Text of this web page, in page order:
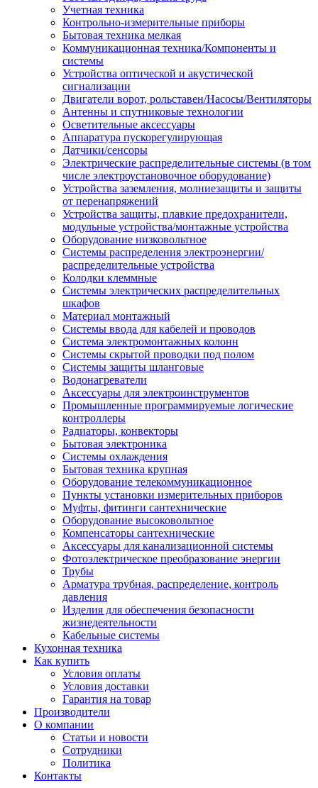
Учетная техника
Контрольно-измерительные приборы
Бытовая техника мелкая
Коммуникационная техника/Компоненты и
системы
Устройства оптической и акустической
сигнализации
Двигатели ворот, рольставен/Насосы/Вентиляторы
Антенны и спутниковые технологии
Осветительные аксессуары
Аппаратура пускорегулирующая
Датчики/сенсоры
Электрические распределительные системы (в том
числе электроустановочное оборудование)
Устройства заземления, молниезащиты и защиты
от перенапряжений
Устройства защиты, плавкие предохранители,
модульные устройства/монтажные устройства
Оборудование низковольтное
Системы распределения электроэнергии/
распределительные устройства
Колодки клеммные
Системы электрических распределительных
шкафов
Материал монтажный
Системы ввода для кабелей и проводов
Система электромонтажных колонн
Системы скрытой проводки под полом
Системы защиты шланговые
Водонагреватели
Аксессуары для электроинструментов
Промышленные программируемые логические
контроллеры
Радиаторы, конвекторы
Бытовая электроника
Системы охлаждения
Бытовая техника крупная
Оборудование телекоммуникационное
Пункты установки измерительных приборов
Муфты, фитинги сантехнические
Оборудование высоковольтное
Компенсаторы сантехнические
Аксессуары для канализационной системы
Фотоэлектрическое преобразование энергии
Трубы
Арматура трубная, распределение, контроль
давления
Изделия для обеспечения безопасности
жизнедеятельности
Кабельные системы
Кухонная техника
Как купить
Условия оплаты
Условия доставки
Гарантия на товар
Производители
О компании
Статьи и новости
Сотрудники
Политика
Контакты